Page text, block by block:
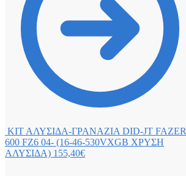
ΚΙΤ ΑΛΥΣΙΔΑ-ΓΡΑΝΑΖΙΑ DID-JT FAZER
600 FZ6 04- (16-46-530VXGB ΧΡΥΣΗ
ΑΛΥΣΙΔΑ) 155,40€